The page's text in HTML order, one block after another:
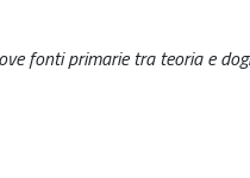
fonti primarie tra teoria e